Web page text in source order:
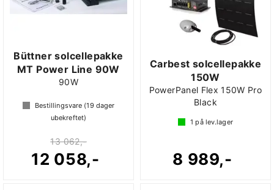
Büttner solcellepakke
MT Power Line 90W
90W
Bestillingsvare (19dager
ubekreftet)
13 062,-
12 058,-
Carbest solcellepakke
150W
PowerPanel Flex 150W Pro
Black
1 på lev.lager
8 989,-